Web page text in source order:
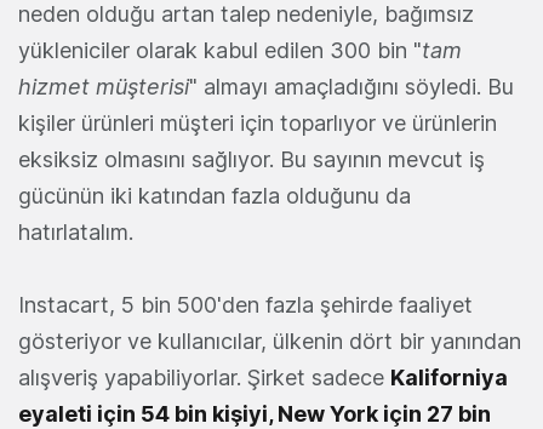
neden olduğu artan talep nedeniyle, bağımsız
yükleniciler olarak kabul edilen 300 bin "tam
hizmet müşterisi" almayı amaçladığını söyledi. Bu
kişiler ürünleri müşteri için toparlıyor ve ürünlerin
eksiksiz olmasını sağlıyor. Bu sayının mevcut iş
gücünün iki katından fazla olduğunu da
hatırlatalım.
Instacart, 5 bin 500'den fazla şehirde faaliyet
gösteriyor ve kullanıcılar, ülkenin dört bir yanından
alışveriş yapabiliyorlar. Şirket sadece Kaliforniya
eyaleti için 54 bin kişiyi, New York için 27 bin